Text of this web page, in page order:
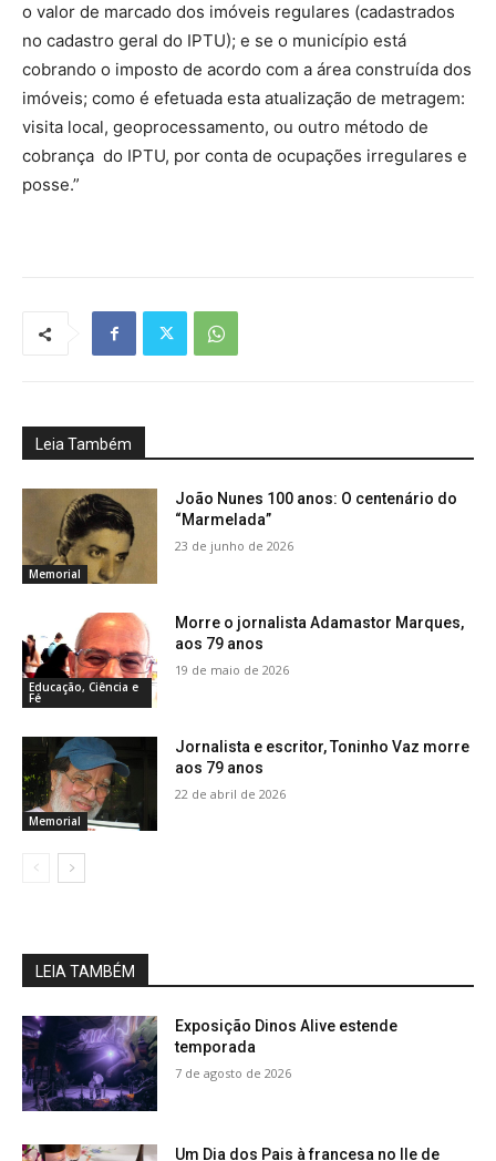
o valor de marcado dos imóveis regulares (cadastrados
no cadastro geral do IPTU); e se o município está
cobrando o imposto de acordo com a área construída dos
imóveis; como é efetuada esta atualização de metragem:
visita local, geoprocessamento, ou outro método de
cobrança do IPTU, por conta de ocupações irregulares e
posse.”
Leia Também
Memorial
João Nunes 100 anos: O centenário do
“Marmelada”
23 de junho de 2026
Educação, Ciência e
Fé
Morre o jornalista Adamastor Marques,
aos 79 anos
19 de maio de 2026
Memorial
Jornalista e escritor, Toninho Vaz morre
aos 79 anos
22 de abril de 2026
LEIA TAMBÉM
Exposição Dinos Alive estende
temporada
7 de agosto de 2026
Um Dia dos Pais à francesa no Ile de